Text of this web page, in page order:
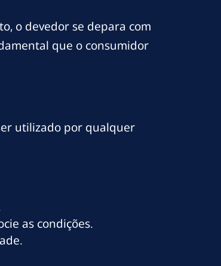
o devedor se depara com
que o consumidor
utilizado por qualquer
as condições.